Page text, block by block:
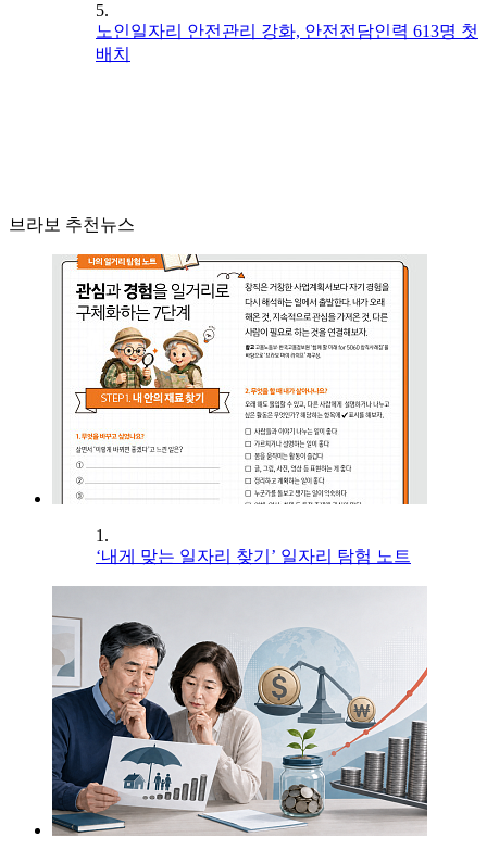
5.
노인일자리 안전관리 강화, 안전전담인력 613명 첫
배치
브라보 추천뉴스
1.
‘내게 맞는 일자리 찾기’ 일자리 탐험 노트